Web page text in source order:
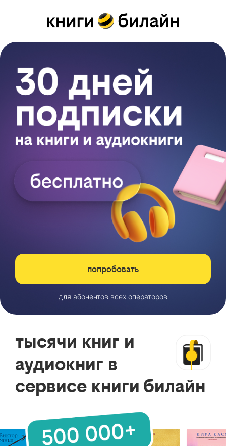
попробовать
для абонентов всех операторов
тысячи книг и
аудиокниг в
сервисе книги билайн